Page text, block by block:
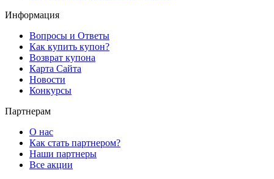
Информация
Вопросы и Ответы
Как купить купон?
Возврат купона
Карта Сайта
Новости
Конкурсы
Партнерам
О нас
Как стать партнером?
Наши партнеры
Все акции